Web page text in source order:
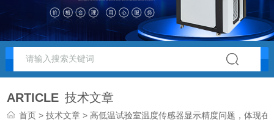
ARTICLE 技术文章
首页 >技术文章 > 高低温试验室温度传感器显示精度问题，体现在